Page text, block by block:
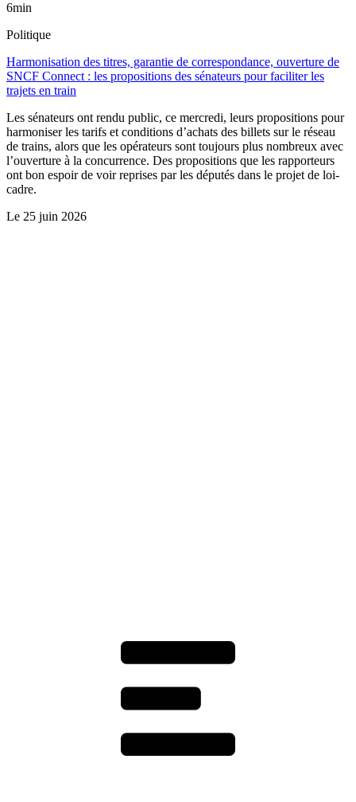
6min
Politique
Harmonisation des titres, garantie de correspondance, ouverture de
SNCF Connect : les propositions des sénateurs pour faciliter les
trajets en train
Les sénateurs ont rendu public, ce mercredi, leurs propositions pour
harmoniser les tarifs et conditions d’achats des billets sur le réseau
de trains, alors que les opérateurs sont toujours plus nombreux avec
l’ouverture à la concurrence. Des propositions que les rapporteurs
ont bon espoir de voir reprises par les députés dans le projet de loi-
cadre.
Le 25 juin 2026